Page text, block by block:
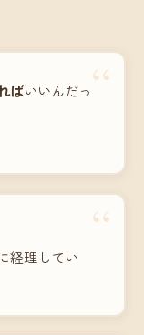
“
ばいいんだっ
“
経理してい